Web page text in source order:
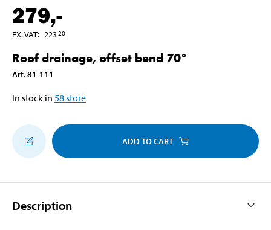
279,-
EX. VAT: 22320
Roof drainage, offset bend 70°
Art.81-111
In stock in 58store
ADD TO CART
Description